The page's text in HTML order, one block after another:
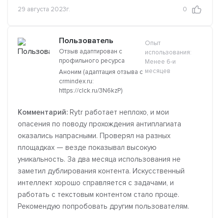
29 августа 2023г. 0
Пользователь
Отзыв адаптирован с
профильного ресурса
Аноним (адаптация отзыва с
crmindex.ru:
https://clck.ru/3N6kzP)
Опыт
использования:
Менее 6-и
месяцев
Комментарий: Rytr работает неплохо, и мои
опасения по поводу прохождения антиплагиата
оказались напрасными. Проверял на разных
площадках — везде показывал высокую
уникальность. За два месяца использования не
заметил дублирования контента. Искусственный
интеллект хорошо справляется с задачами, и
работать с текстовым контентом стало проще.
Рекомендую попробовать другим пользователям.